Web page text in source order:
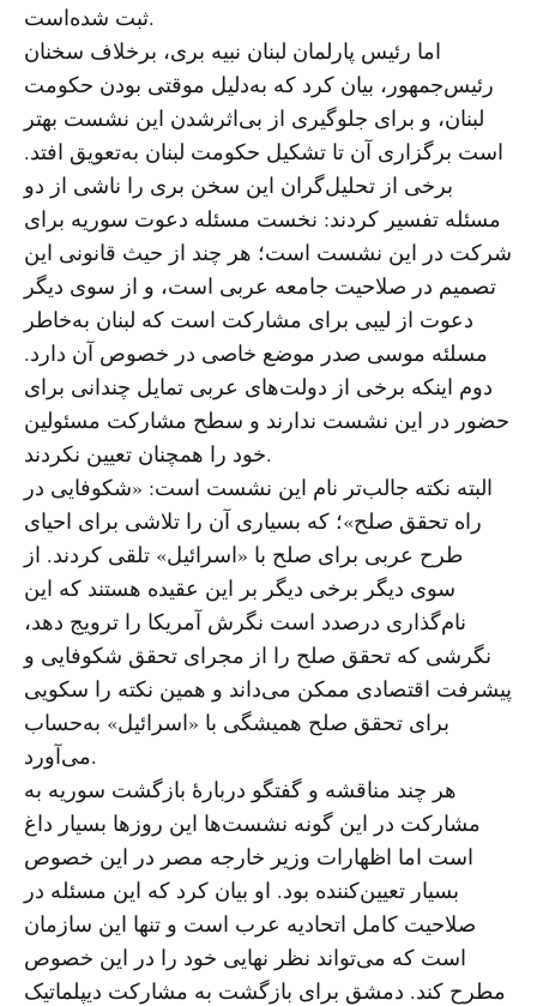
ثبت شده‌است.
اما رئیس پارلمان لبنان نبیه بری، برخلاف سخنان
رئیس‌جمهور، بیان کرد که به‌دلیل موقتی بودن حکومت
لبنان، و برای جلوگیری از بی‌اثرشدن این نشست بهتر
است برگزاری آن تا تشکیل حکومت لبنان به‌تعویق افتد.
برخی از تحلیل‌گران این سخن بری را ناشی از دو
مسئله تفسیر کردند: نخست مسئله دعوت سوریه برای
شرکت در این نشست است؛ هر چند از حیث قانونی این
تصمیم در صلاحیت جامعه عربی است، و از سوی دیگر
دعوت از لیبی برای مشارکت است که لبنان به‌خاطر
مسلئه موسی صدر موضع خاصی در خصوص آن دارد.
دوم اینکه برخی از دولت‌های عربی تمایل چندانی برای
حضور در این نشست ندارند و سطح مشارکت مسئولین
خود را همچنان تعیین نکردند.
البته نکته جالب‌تر نام این نشست است: «شکوفایی در
راه تحقق صلح»؛ که بسیاری آن را تلاشی برای احیای
طرح عربی برای صلح با «اسرائیل» تلقی کردند. از
سوی دیگر برخی دیگر بر این عقیده هستند که این
نام‌گذاری درصدد است نگرش آمریکا را ترویج دهد،
نگرشی که تحقق صلح را از مجرای تحقق شکوفایی و
پیشرفت اقتصادی ممکن می‌داند و همین نکته را سکویی
برای تحقق صلح همیشگی با «اسرائیل» به‌حساب
می‌آورد.
هر چند مناقشه و گفتگو دربارهٔ بازگشت سوریه به
مشارکت در این گونه نشست‌ها این روزها بسیار داغ
است اما اظهارات وزیر خارجه مصر در این خصوص
بسیار تعیین‌کننده بود. او بیان کرد که این مسئله در
صلاحیت کامل اتحادیه عرب است و تنها این سازمان
است که می‌تواند نظر نهایی خود را در این خصوص
مطرح کند. دمشق برای بازگشت به مشارکت دیپلماتیک